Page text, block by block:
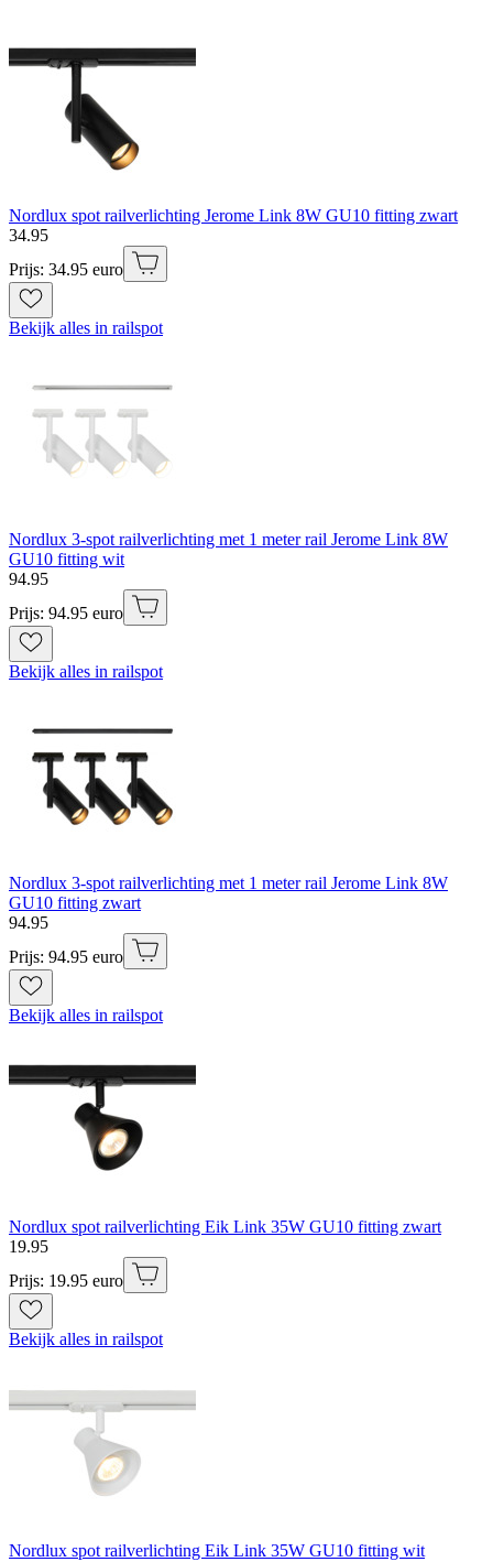
Nordlux spot railverlichting Jerome Link 8W GU10 fitting zwart
34.95
Prijs: 34.95 euro
Bekijk alles in railspot
Nordlux 3-spot railverlichting met 1 meter rail Jerome Link 8W
GU10 fitting wit
94.95
Prijs: 94.95 euro
Bekijk alles in railspot
Nordlux 3-spot railverlichting met 1 meter rail Jerome Link 8W
GU10 fitting zwart
94.95
Prijs: 94.95 euro
Bekijk alles in railspot
Nordlux spot railverlichting Eik Link 35W GU10 fitting zwart
19.95
Prijs: 19.95 euro
Bekijk alles in railspot
Nordlux spot railverlichting Eik Link 35W GU10 fitting wit